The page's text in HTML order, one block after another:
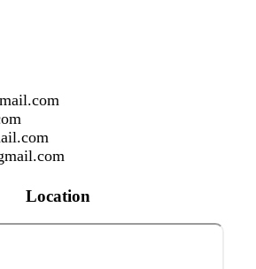
Location